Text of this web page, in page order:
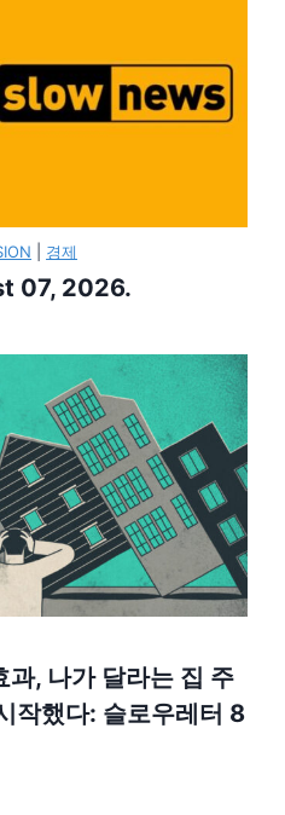
경제
07, 2026.
과, 나가 달라는 집 주
작했다: 슬로우레터 8